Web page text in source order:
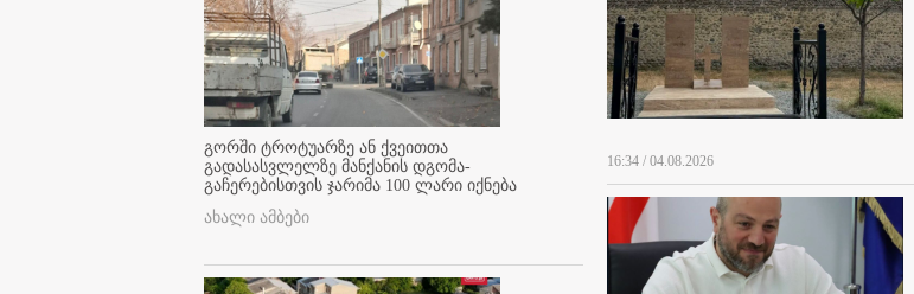
გორში ტროტუარზე ან ქვეითთა
გადასასვლელზე მანქანის დგომა-
გაჩერებისთვის ჯარიმა 100 ლარი იქნება
ახალი ამბები
16:34 / 04.08.2026